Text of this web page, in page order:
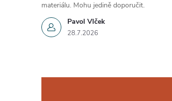
Pavol Vlček
28.7.2026
materiálu. Mohu jedině doporučit.